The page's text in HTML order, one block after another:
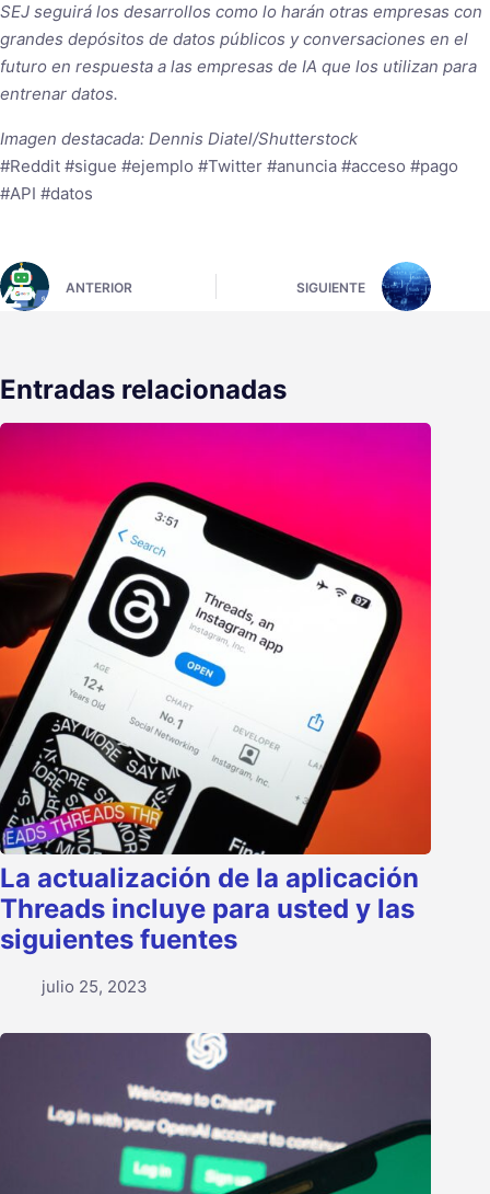
SEJ seguirá los desarrollos como lo harán otras empresas con
grandes depósitos de datos públicos y conversaciones en el
futuro en respuesta a las empresas de IA que los utilizan para
entrenar datos.
Imagen destacada: Dennis Diatel/Shutterstock
#Reddit #sigue #ejemplo #Twitter #anuncia #acceso #pago
#API #datos
ANTERIOR SIGUIENTE
Entradas relacionadas
La actualización de la aplicación
Threads incluye para usted y las
siguientes fuentes
julio 25, 2023